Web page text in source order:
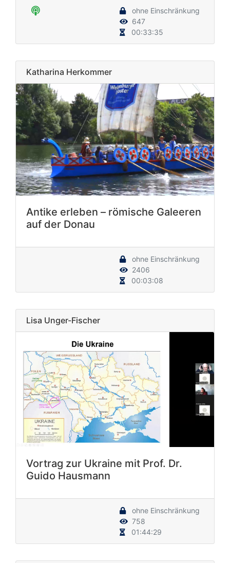
ohne Einschränkung
647
00:33:35
Katharina Herkommer
Antike erleben – römische Galeeren
auf der Donau
ohne Einschränkung
2406
00:03:08
Lisa Unger-Fischer
Vortrag zur Ukraine mit Prof. Dr.
Guido Hausmann
ohne Einschränkung
758
01:44:29